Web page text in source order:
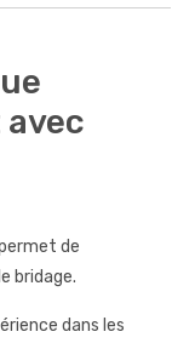
de
bridage.
dans les